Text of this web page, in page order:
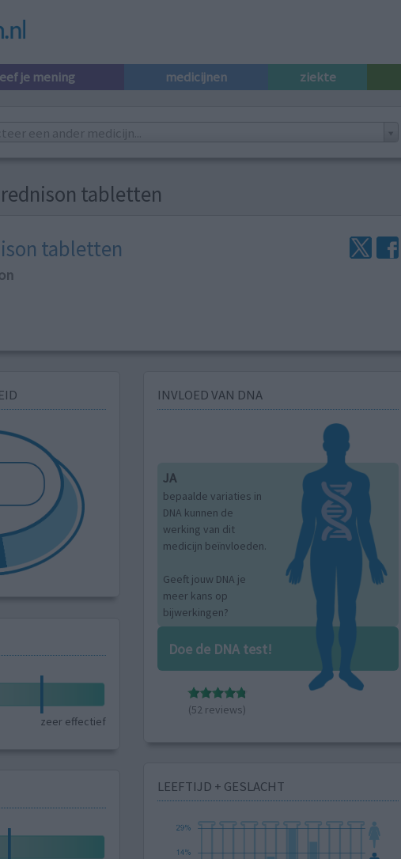
je mening medicijnen ziekte
een ander medicijn...
tabletten
tabletten
zeer effectief
INVLOED VAN DNA
JA
bepaalde variaties in
DNA kunnen de
werking van dit
medicijn beïnvloeden.
Geeft jouw DNA je
meer kans op
bijwerkingen?
Doe de DNA test!
(52 reviews)
LEEFTIJD + GESLACHT